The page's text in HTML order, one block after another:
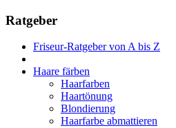
Ratgeber
Friseur-Ratgeber von A bis Z
Haare färben
Haarfarben
Haartönung
Blondierung
Haarfarbe abmattieren